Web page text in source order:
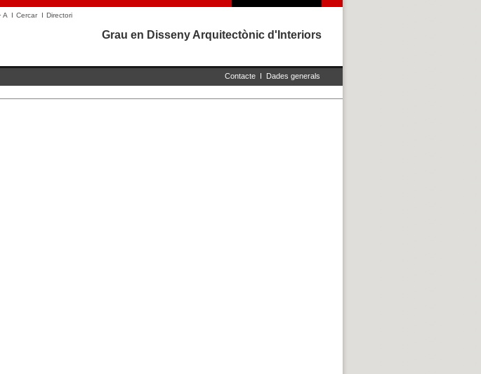
·A I CercarI Directori
Grau en Disseny Arquitectònic d'Interiors
Contacte I Dades generals